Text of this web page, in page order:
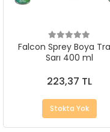
Falcon Sprey Boya
Sarı 400 ml
223,37 TL
Stokta Yok